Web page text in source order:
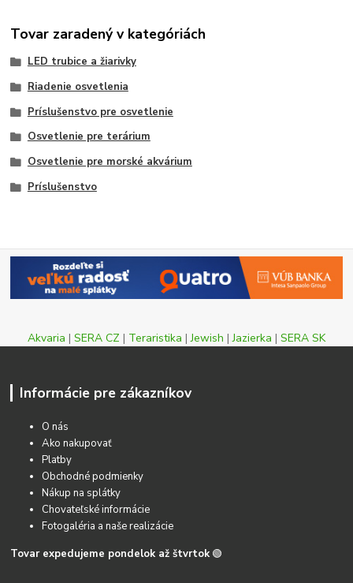
Tovar zaradený v kategóriách
LED trubice a žiarivky
Riadenie osvetlenia
Príslušenstvo pre osvetlenie
Osvetlenie pre terárium
Osvetlenie pre morské akvárium
Príslušenstvo
Akvaria | SERA CZ | Teraristika |Jewish |Jazierka | SERA SK
Informácie pre zákazníkov
O nás
Ako nakupovať
Platby
Obchodné podmienky
Nákup na splátky
Chovateľské informácie
Fotogaléria a naše realizácie
Tovar expedujeme pondelok až štvrtok 🟢